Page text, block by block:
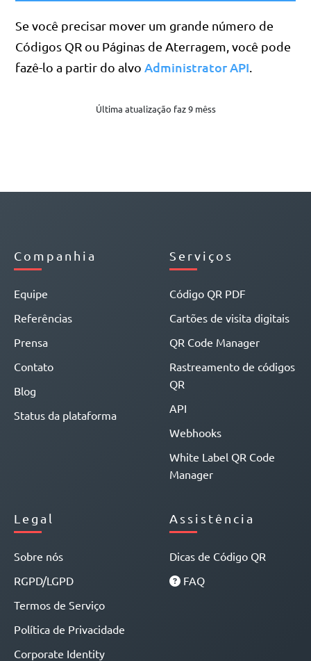
Se você precisar mover um grande número de
Códigos QR ou Páginas de Aterragem, você pode
fazê-lo a partir do alvo Administrator API
Última atualização faz 9 mêss
Companhia
Equipe
Referências
Prensa
Contato
Blog
Status da plataforma
Serviços
Código QR PDF
Cartões de visita digitais
QR Code Manager
Rastreamento de códigos
QR
API
Webhooks
White Label QR Code
Manager
Legal
Sobre nós
RGPD/LGPD
Termos de Serviço
Política de Privacidade
Corporate Identity
Assistência
Dicas de Código QR
FAQ